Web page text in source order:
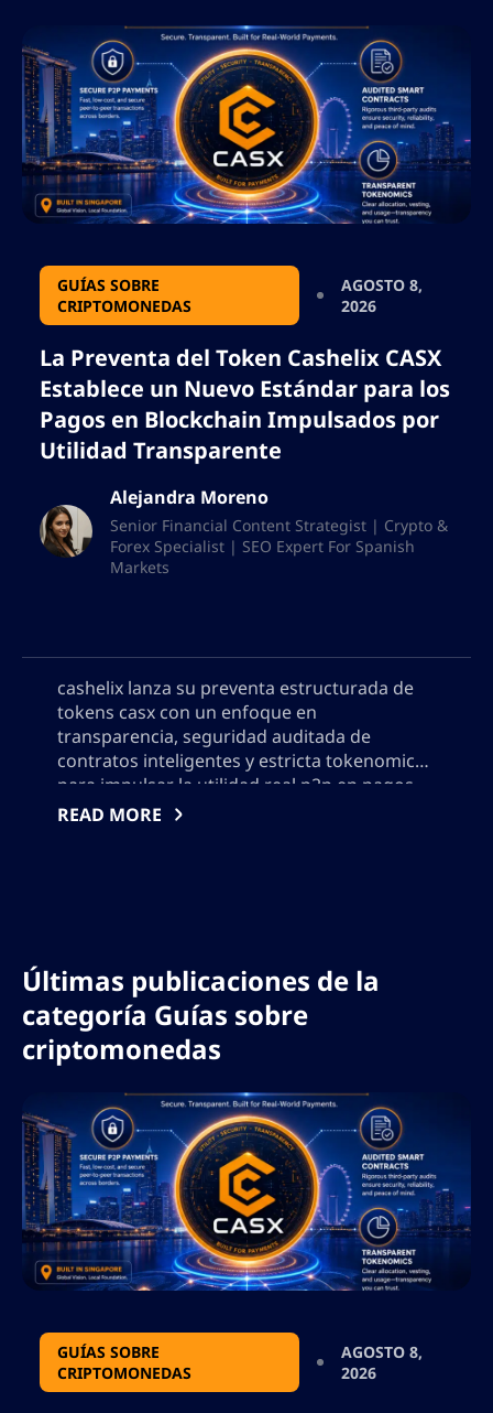
GUÍAS SOBRE
CRIPTOMONEDAS
AGOSTO 8,
2026
La Preventa del Token Cashelix CASX
Establece un Nuevo Estándar para los
Pagos en Blockchain Impulsados por
Utilidad Transparente
Alejandra Moreno
Senior Financial Content Strategist | Crypto &
Forex Specialist | SEO Expert For Spanish
Markets
cashelix lanza su preventa estructurada de
tokens casx con un enfoque en
transparencia, seguridad auditada de
contratos inteligentes y estricta tokenomics
para impulsar la utilidad real p2p en pagos
blockchain. Descubre cómo casx alimenta un
así que no agregue ningún carácter que
rompa el formato json.
READ MORE
Últimas publicaciones de la
categoría Guías sobre
criptomonedas
GUÍAS SOBRE
CRIPTOMONEDAS
AGOSTO 8,
2026